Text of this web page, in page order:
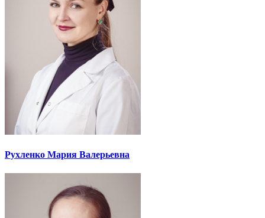
Рухленко Мария Валерьевна